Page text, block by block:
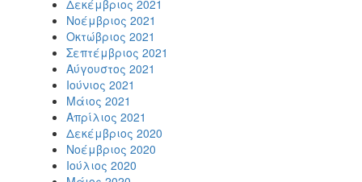
Δεκέμβριος 2021
Νοέμβριος 2021
Οκτώβριος 2021
Σεπτέμβριος 2021
Αύγουστος 2021
Ιούνιος 2021
Μάιος 2021
Απρίλιος 2021
Δεκέμβριος 2020
Νοέμβριος 2020
Ιούλιος 2020